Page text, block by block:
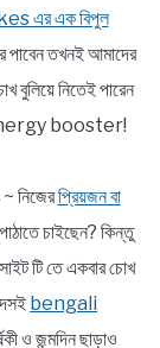
এর এক বিপুল
পাবেন তখনই আমাদের
বুলিয়ে নিতেই পারেন
energy booster!
~ নিজেরপ্রিয়জন বা
চাইছেন? কিন্তু
টি তে একবার চোখ
bengali
ও জন্মদিন ছাড়াও